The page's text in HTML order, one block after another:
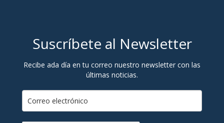
Suscríbete al Newsletter
Recibe ada día en tu correo nuestro newsletter con las
últimas noticias.